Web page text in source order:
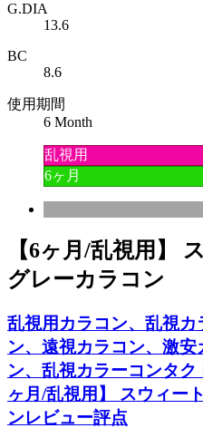
G.DIA
13.6
BC
8.6
使用期間
6 Month
乱視用
6ヶ月
【6ヶ月/乱視用】
グレーカラコン
乱視用カラコン、乱視カ
ン、遠視カラコン、激
ン、乱視カラーコンタ
ヶ月/乱視用】 スウィー
ンレビュー評点